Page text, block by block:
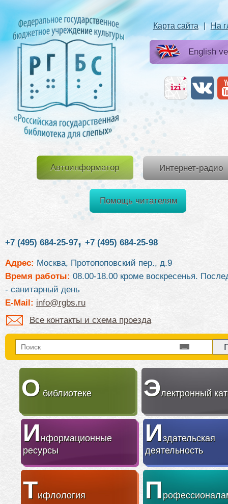
Карта сайта | На
English
Автоинформатор Интернет-радио
Помощь читателям
+7 (495) 684-25-97, +7 (495) 684-25-98
Адрес: Москва, Протопоповский пер., д.9
Время работы: 08.00-18.00 кроме воскресенья.
- санитарный день
E-Mail: info@rgbs.ru
Все контакты и схема проезда
О библиотеке Электронный
Информационные
ресурсы
Издательская
деятельность
Тифлология П